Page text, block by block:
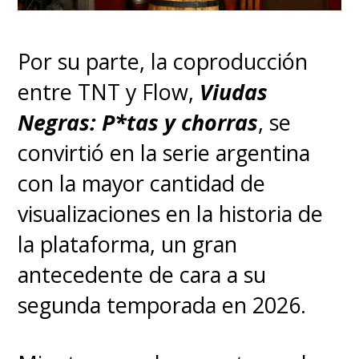
intentar sobrellevar todos esos
"Creo que cuando me enfado
un poco más en estos papeles
y asumo roles más intensos,
lo encuentro casi
terapéutico", sinceró Dever,
dejando en claro que no iba a
negarse a interpretar a alguien
como Abby, conectando con ella
Por su parte, la coproducción
entre TNT y Flow, Viudas
Negras: P*tas y chorras, se
convirtió en la serie argentina
con la mayor cantidad de
visualizaciones en la historia de
la plataforma, un gran
antecedente de cara a su
segunda temporada en 2026.